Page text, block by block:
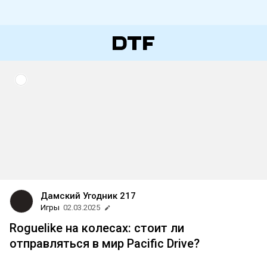
Дамский Угодник 217
Игры 02.03.2025
Roguelike на колесах: стоит ли
отправляться в мир Pacific Drive?